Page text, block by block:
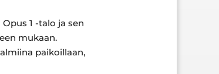
1 -talo ja sen
mukaan.
paikoillaan,